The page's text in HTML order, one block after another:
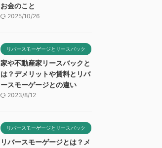
お金のこと
2025/10/26
リバースモーゲージとリースバック
家や不動産家リースバックと
は？デメリットや賃料とリバ
ースモーゲージとの違い
2023/8/12
リバースモーゲージとリースバック
リバースモーゲージとは？メ